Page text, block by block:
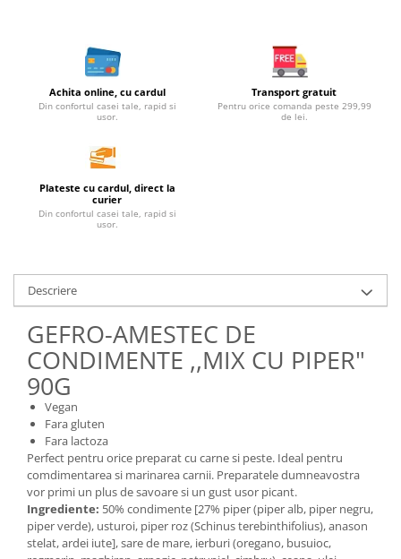
Leguminoase si seminte
Fermenti si gelifianti
Produse din soia
Sare si inlocuitori
Produse care inlocuiesc carnea
Unt, alternativa unt
Paine bio
Paste
Ciocolata
Dulceturi, gemuri, compoturi
Creme
Bomboane, Caramele si Jeleuri
Biscuiti si napolitane
Inghetata
Zahar si indulcitori
Batoane
Dulciuri bio
Guma de mestecat bio
Snacksuri
Seminte, fructe uscate, samburi
Achita online, cu cardul
Din confortul casei tale, rapid si
usor.
Transport gratuit
Pentru orice comanda peste 299,99
de lei.
Plateste cu cardul, direct la
curier
Din confortul casei tale, rapid si
usor.
Descriere
GEFRO-AMESTEC DE
CONDIMENTE ,,MIX CU PIPER"
90G
Vegan
Fara gluten
Fara lactoza
Perfect pentru orice preparat cu carne si peste. Ideal pentru
comdimentarea si marinarea carnii. Preparatele dumneavostra
vor primi un plus de savoare si un gust usor picant.
Ingrediente: 50% condimente [27% piper (piper alb, piper negru,
piper verde), usturoi, piper roz (Schinus terebinthifolius), anason
stelat, ardei iute], sare de mare, ierburi (oregano, busuioc,